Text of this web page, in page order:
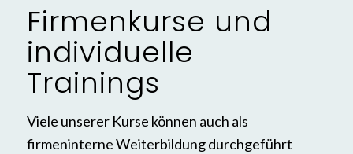
Firmenkurse und
individuelle
Trainings
Viele unserer Kurse können auch als
firmeninterne Weiterbildung durchgeführt